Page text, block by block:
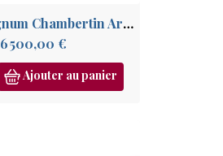
2014 - Magnum Chambertin Armand Rousseau GC
6 500,00 €Prix
Ajouter au panier